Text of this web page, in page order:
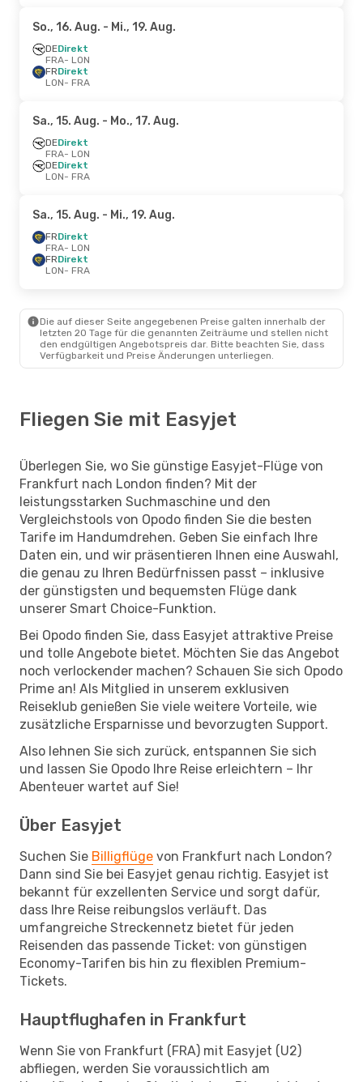
So., 16. Aug. - Mi., 19. Aug.
DEDirekt
FRA- LON
FRDirekt
LON- FRA
Sa., 15. Aug. - Mo., 17. Aug.
DEDirekt
FRA- LON
DEDirekt
LON- FRA
Sa., 15. Aug. - Mi., 19. Aug.
FRDirekt
FRA- LON
FRDirekt
LON- FRA
Die auf dieser Seite angegebenen Preise galten innerhalb der
letzten 20 Tage für die genannten Zeiträume und stellen nicht
den endgültigen Angebotspreis dar. Bitte beachten Sie, dass
Verfügbarkeit und Preise Änderungen unterliegen.
Fliegen Sie mit Easyjet
Überlegen Sie, wo Sie günstige Easyjet-Flüge von
Frankfurt nach London finden? Mit der
leistungsstarken Suchmaschine und den
Vergleichstools von Opodo finden Sie die besten
Tarife im Handumdrehen. Geben Sie einfach Ihre
Daten ein, und wir präsentieren Ihnen eine Auswahl,
die genau zu Ihren Bedürfnissen passt – inklusive
der günstigsten und bequemsten Flüge dank
unserer Smart Choice-Funktion.
Bei Opodo finden Sie, dass Easyjet attraktive Preise
und tolle Angebote bietet. Möchten Sie das Angebot
noch verlockender machen? Schauen Sie sich Opodo
Prime an! Als Mitglied in unserem exklusiven
Reiseklub genießen Sie viele weitere Vorteile, wie
zusätzliche Ersparnisse und bevorzugten Support.
Also lehnen Sie sich zurück, entspannen Sie sich
und lassen Sie Opodo Ihre Reise erleichtern – Ihr
Abenteuer wartet auf Sie!
Über Easyjet
Suchen Sie Billigflüge von Frankfurt nach London?
Dann sind Sie bei Easyjet genau richtig. Easyjet ist
bekannt für exzellenten Service und sorgt dafür,
dass Ihre Reise reibungslos verläuft. Das
umfangreiche Streckennetz bietet für jeden
Reisenden das passende Ticket: von günstigen
Economy-Tarifen bis hin zu flexiblen Premium-
Tickets.
Hauptflughafen in Frankfurt
Wenn Sie von Frankfurt (FRA) mit Easyjet (U2)
abfliegen, werden Sie voraussichtlich am